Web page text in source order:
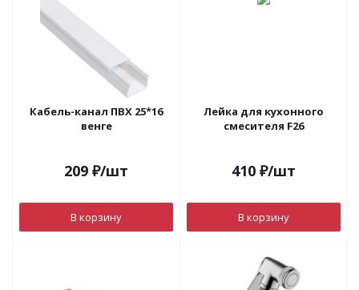
Кабель-канал ПВХ 25*16
венге
209 ₽/шт
В корзину
Лейка для кухонного
смесителя F26
410 ₽/шт
В корзину